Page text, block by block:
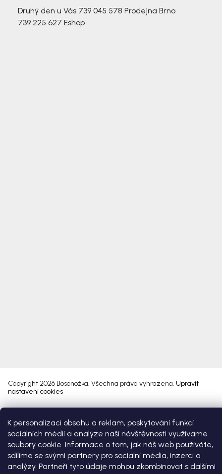
K personalizaci obsahu a reklam, poskytování funkcí
sociálních médií a analýze naší návštěvnosti využíváme
soubory cookie. Informace o tom, jak náš web používáte,
sdílíme se svými partnery pro sociální média, inzerci a
analýzy. Partneři tyto údaje mohou zkombinovat s dalšími
Druhý den u Vás 739 045 578 Prodejna Brno
739 225 627 Eshop
Copyright 2026 Bosonožka. Všechna práva vyhrazena. Upravit
nastavení cookies